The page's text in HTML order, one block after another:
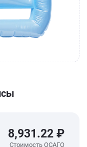
8,931.22 ₽
Стоимость ОСАГО